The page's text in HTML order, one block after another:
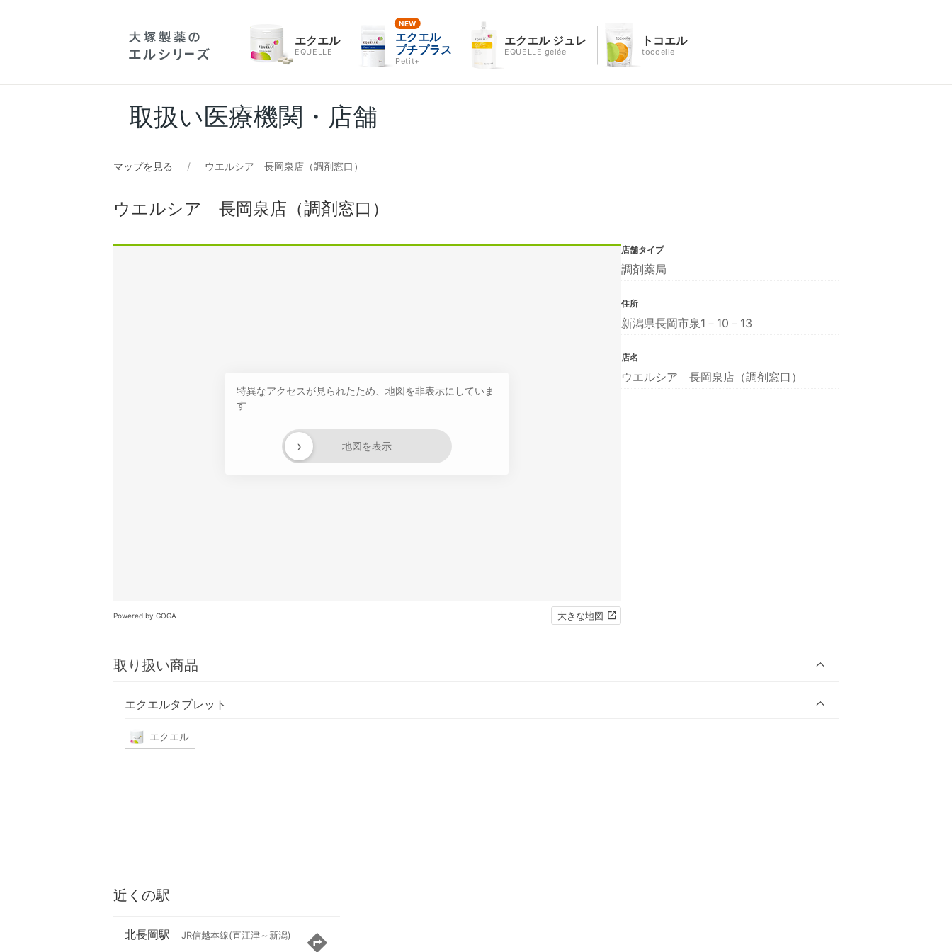
エクエル
EQUELLE
エクエル
プチプラス
Petit+
エクエル ジュレ
EQUELLE gelée
トコエル
tocoelle
取扱い医療機関・店舗
マップを見る ウエルシア 長岡泉店（調剤窓口）
ウエルシア 長岡泉店（調剤窓口）
特異なアクセスが見られたため、地図を非表示にしていま
す
地図を表示
›
Powered by GOGA 大きな地図
取り扱い商品
エクエルタブレット
エクエル
店舗タイプ
調剤薬局
住所
新潟県長岡市泉1－10－13
店名
ウエルシア 長岡泉店（調剤窓口）
近くの駅
北長岡駅 JR信越本線(直江津～新潟)